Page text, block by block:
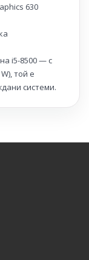
630
i5-8500 — с
той е
системи.